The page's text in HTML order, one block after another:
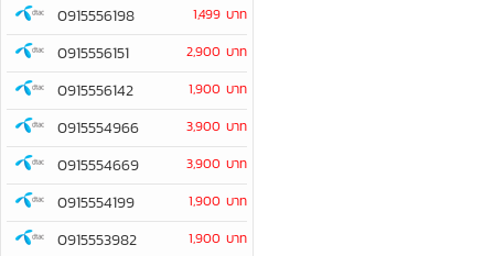
0915556198 1,499 บาท
0915556151 2,900 บาท
0915556142 1,900 บาท
0915554966 3,900 บาท
0915554669 3,900 บาท
0915554199 1,900 บาท
0915553982 1,900 บาท